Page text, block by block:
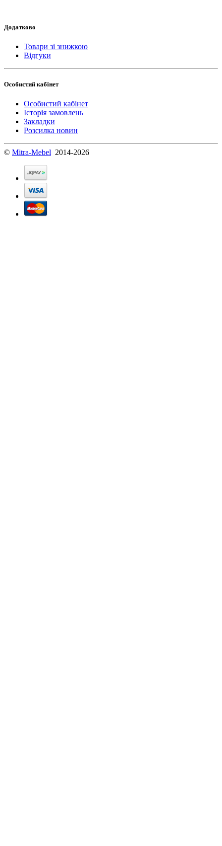
Додатково
Товари зі знижкою
Відгуки
Особистий кабінет
Особистий кабінет
Історія замовлень
Закладки
Розсилка новин
© Mitra-Mebel 2014-2026